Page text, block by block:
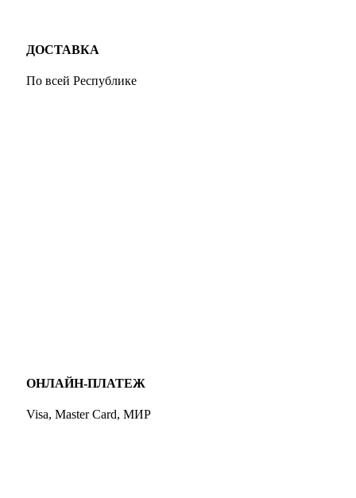
ДОСТАВКА
По всей Республике
ОНЛАЙН-ПЛАТЕЖ
Visa, Master Card, МИР